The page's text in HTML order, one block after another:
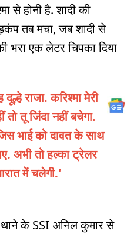
से होनी है. शादी की
तब मचा, जब शादी से
एक लेटर चिपका दिया
राजा. करिश्मा मेरी
तू जिंदा नहीं बचेगा.
भाई को दावत के साथ
अभी तो हल्का ट्रेलर
में चलेगी.'
के SSI अनिल कुमार से